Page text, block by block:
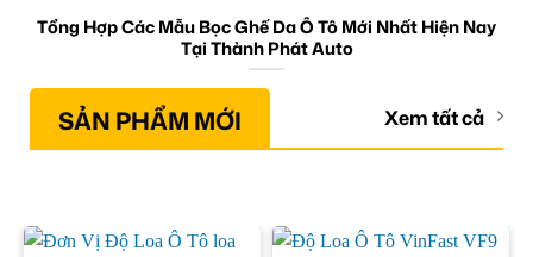
Tổng Hợp Các Mẫu Bọc Ghế Da Ô Tô Mới Nhất Hiện Nay
Tại Thành Phát Auto
SẢN PHẨM MỚI Xem tất cả